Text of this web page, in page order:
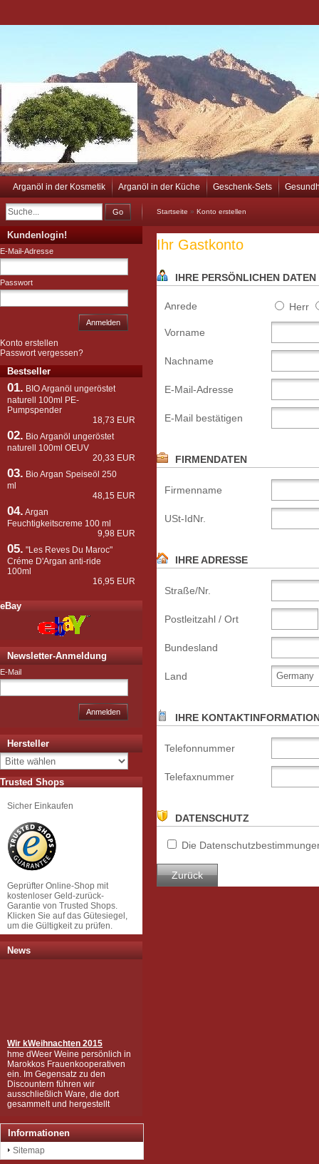
Arganöl in der Kosmetik Arganöl in der Küche Geschenk-Sets
Go Startseite » Konto erstellen
Ihr Gastkonto
IHRE PERSÖNLICHEN DATEN
Anrede Herr
Vorname
Nachname
E-Mail-Adresse
E-Mail bestätigen
FIRMENDATEN
Firmenname
USt-IdNr.
IHRE ADRESSE
Straße/Nr.
Postleitzahl / Ort
Bundesland
Land
IHRE
Telefonnummer
Telefaxnummer
DATENSCHUTZ
Die
Zurück
Kundenlogin!
E-Mail-Adresse
Passwort
Anmelden
Konto erstellen
Passwort vergessen?
Bestseller
01. BIO Arganöl ungeröstet
naturell 100ml PE-
Pumpspender
18,73 EUR
02. Bio Arganöl ungeröstet
naturell 100ml OEUV
20,33 EUR
03. Bio Argan Speiseöl 250
ml
48,15 EUR
04. Argan
Feuchtigkeitscreme 100 ml
9,98 EUR
05. "Les Reves Du Maroc"
Créme D'Argan anti-ride
100ml
16,95 EUR
eBay
Newsletter-Anmeldung
E-Mail
Anmelden
Hersteller
Trusted Shops
Sicher Einkaufen
Geprüfter Online-Shop mit
kostenloser Geld-zurück-
Garantie von Trusted Shops.
Klicken Sie auf das Gütesiegel,
um die Gültigkeit zu prüfen.
News
hme dWeer Weine persönlich in
Marokkos Frauenkooperativen
ein. Im Gegensatz zu den
Discountern führen wir
ausschließlich Ware, die dort
gesammelt und hergestellt
wurden, die in mühsamer
Produkten wurden, wie Sie sie
bei uns kaufen können.
Wir sind zudem von der EU als
Importeur zugelassen und
Informationen
Sitemap